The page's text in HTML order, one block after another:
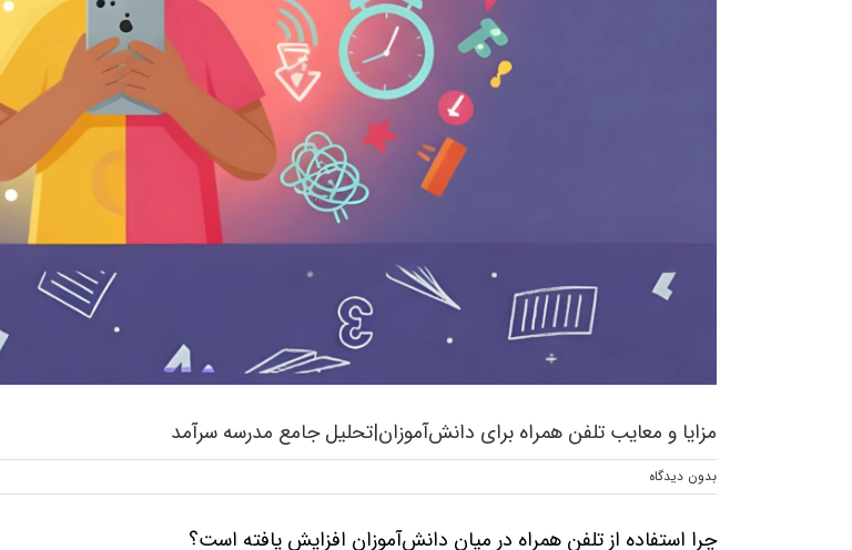
مزایا و معایب تلفن همراه برای دانش‌آموزان|تحلیل جامع مدرسه سرآمد
بدون ديدگاه
چرا استفاده از تلفن همراه در میان دانش‌آموزان افزایش یافته است؟